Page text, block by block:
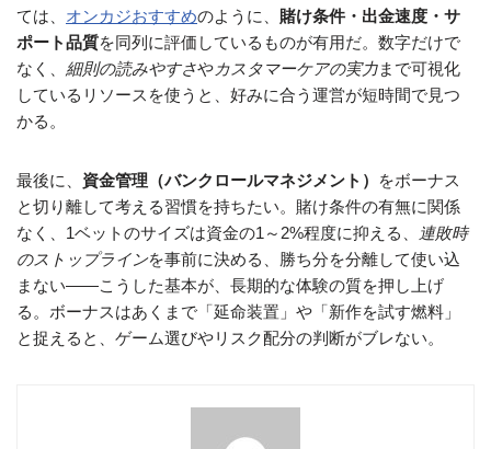
ては、 オンカジおすすめのように、 賭け条件・出金速度・サ
ポート品質を同列に評価しているものが有用だ。数字だけで
なく、 細則の読みやすさやカスタマーケアの実力まで可視化
しているリソースを使うと、好みに合う運営が短時間で見つ
かる。
最後に、 資金管理（バンクロールマネジメント）
をボーナス
と切り離して考える習慣を持ちたい。賭け条件の有無に関係
なく、1ベットのサイズは資金の1～2%程度に抑える、
連敗時
のストップラインを事前に決める、勝ち分を分離して使い込
まない――こうした基本が、長期的な体験の質を押し上げ
る。ボーナスはあくまで「延命装置」や「新作を試す燃料」
と捉えると、ゲーム選びやリスク配分の判断がブレない。